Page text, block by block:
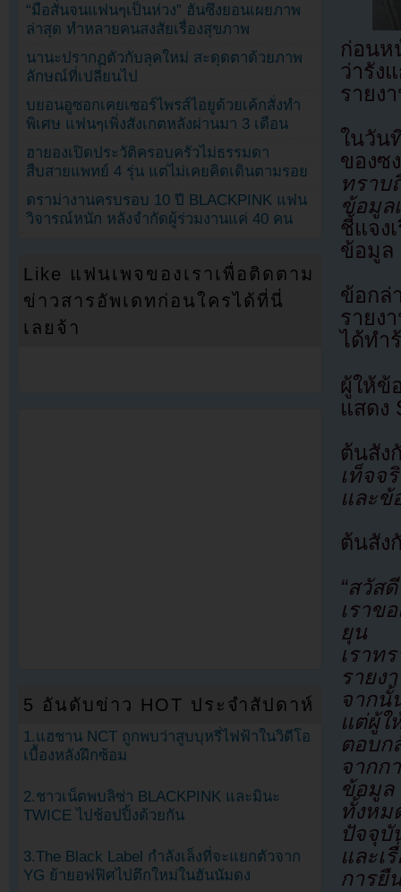
ก่อนห
ว่ารัง
รายง
ในวัน
ของซ
ทราบ
ข้อมูล
ชี้แจง
ข้อมูล
ข้อกล่
รายง
ได้ทำ
ผู้ให้ข้
แสดง
ต้นสัง
เท็จจ
และข้
ต้นสัง
“สวัส
เราข
ยุน
เราท
รายง
จากนั้
แต่ผู้ใ
ตอบก
จากก
ข้อมูล
ทั้งหม
ปัจจุบั
และเ
การยื
“มือสั่นจนแฟนๆเป็นห่วง” ฮันซึงยอนเผยภาพ
ล่าสุด ทำหลายคนสงสัยเรื่องสุขภาพ
นานะปรากฏตัวกับลุคใหม่ สะดุดตาด้วยภาพ
ลักษณ์ที่เปลี่ยนไป
บยอนอูซอกเคยเซอร์ไพรส์ไอยูด้วยเค้กสั่งทำ
พิเศษ แฟนๆเพิ่งสังเกตหลังผ่านมา 3 เดือน
ฮายองเปิดประวัติครอบครัวไม่ธรรมดา
สืบสายแพทย์ 4 รุ่น แต่ไม่เคยคิดเดินตามรอย
ดราม่างานครบรอบ 10 ปี BLACKPINK แฟน
วิจารณ์หนัก หลังจำกัดผู้ร่วมงานแค่ 40 คน
Like แฟนเพจของเราเพื่อติดตาม
ข่าวสารอัพเดทก่อนใครได้ที่นี่
เลยจ้า
5 อันดับข่าว HOT ประจำสัปดาห์
1.แฮชาน NCT ถูกพบว่าสูบบุหรี่ไฟฟ้าในวิดีโอ
เบื้องหลังฝึกซ้อม
2.ชาวเน็ตพบลิซ่า BLACKPINK และมินะ
TWICE ไปช้อปปิ้งด้วยกัน
3.The Black Label กำลังเล็งที่จะแยกตัวจาก
YG ย้ายอฟฟิศไปตึกใหม่ในฮันนัมดง